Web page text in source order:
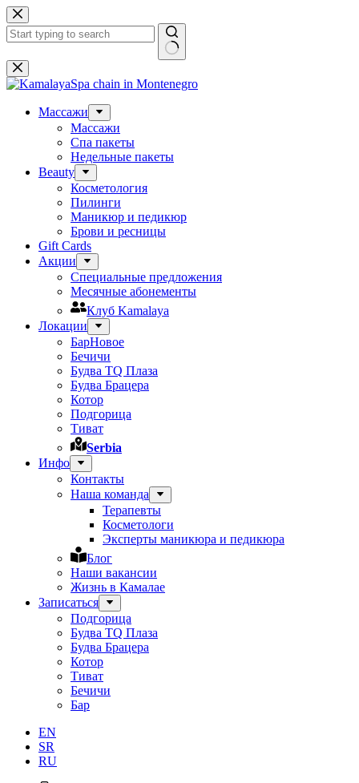
Skip
to
content
No
results
Массажи
Массажи
Спа пакеты
Недельные пакеты
Beauty
Косметология
Пилинги
Маникюр и педикюр
Брови и ресницы
Gift Cards
Акции
Специальные предложения
Месячные абонементы
Клуб Kamalaya
Локации
БарНовое
Бечичи
Будва TQ Плаза
Будва Брацера
Котор
Подгорица
Тиват
Serbia
Инфо
Контакты
Наша команда
Терапевты
Косметологи
Эксперты маникюра и педикюра
Блог
Наши вакансии
Жизнь в Камалае
Записаться
Подгорица
Будва TQ Плаза
Будва Брацера
Котор
Тиват
Бечичи
Бар
EN
SR
RU